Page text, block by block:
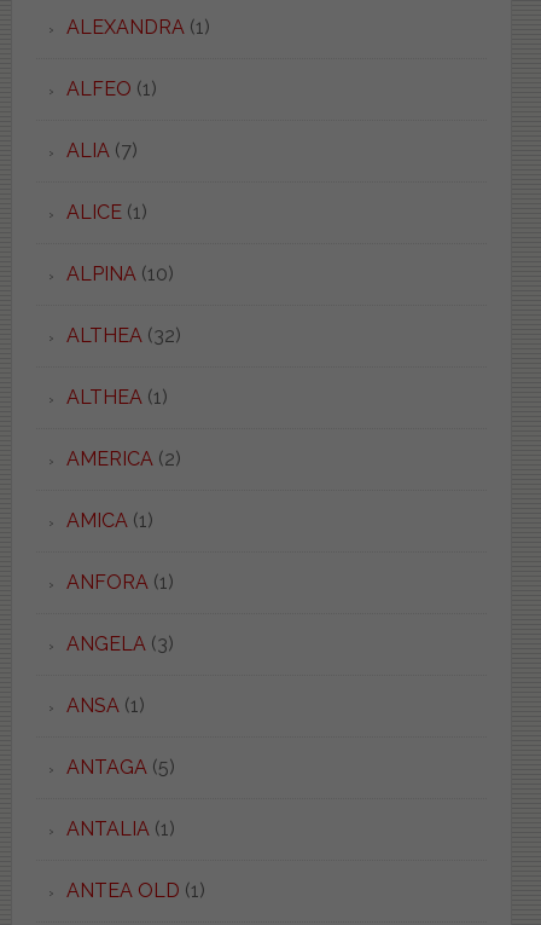
ALEXANDRA (1)
ALFEO (1)
ALIA (7)
ALICE(1)
ALPINA (10)
ALTHEA (32)
ALTHEA (1)
AMERICA (2)
AMICA (1)
ANFORA (1)
ANGELA (3)
ANSA (1)
ANTAGA (5)
ANTALIA (1)
ANTEA OLD (1)